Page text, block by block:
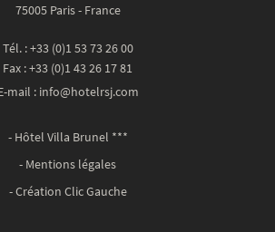
75005 Paris - France
Tél. : +33 (0)1 53 73 26 00
Fax : +33 (0)1 43 26 17 81
mail : info@hotelrsj.com
- Hôtel Villa Brunel ***
- Mentions légales
-Création Clic Gauche